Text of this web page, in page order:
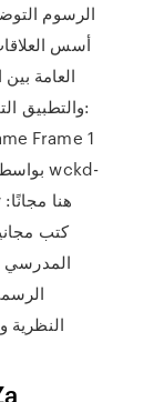
العامة
كتب
المدرسي
النظرية